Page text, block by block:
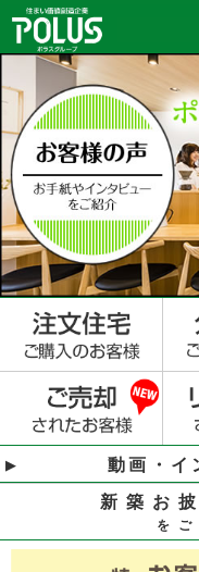
動画・イ
新築お
を